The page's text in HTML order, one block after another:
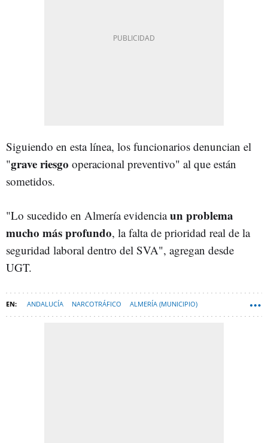
Siguiendo en esta línea, los funcionarios denuncian el
"grave riesgo operacional preventivo" al que están
sometidos.
"Lo sucedido en Almería evidenciaun problema
mucho másprofundo, la falta de prioridad real de la
seguridad laboral dentro del SVA", agregan desde
UGT.
ANDALUCÍA NARCOTRÁFICO ALMERÍA (MUNICIPIO)